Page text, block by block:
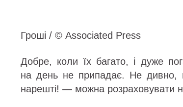
Гроші / © Associated Press
Добре, коли їх багато, і дуже
на день не припадає. Не
нарешті! — можна розраховувати